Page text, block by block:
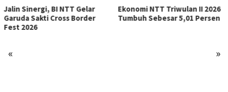
« »
Jalin Sinergi, BI NTT Gelar
Garuda Sakti Cross Border
Fest 2026
Ekonomi NTT Triwulan II 2026
Tumbuh Sebesar 5,01 Persen